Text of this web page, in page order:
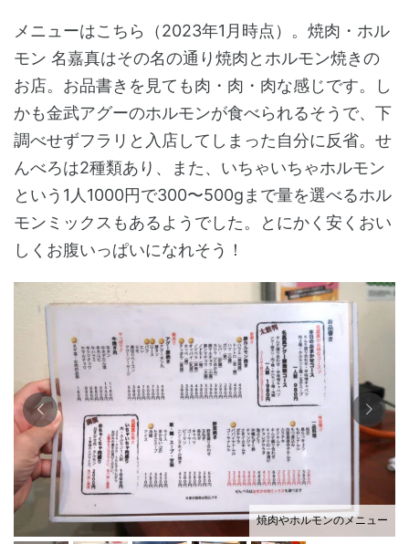
メニューはこちら（2023年1月時点）。焼肉・ホル
モン 名嘉真はその名の通り焼肉とホルモン焼きの
お店。お品書きを見ても肉・肉・肉な感じです。し
かも金武アグーのホルモンが食べられるそうで、下
調べせずフラリと入店してしまった自分に反省。せ
んべろは2種類あり、また、いちゃいちゃホルモン
という1人1000円で300〜500gまで量を選べるホル
モンミックスもあるようでした。とにかく安くおい
しくお腹いっぱいになれそう！
焼肉やホルモンのメニュー